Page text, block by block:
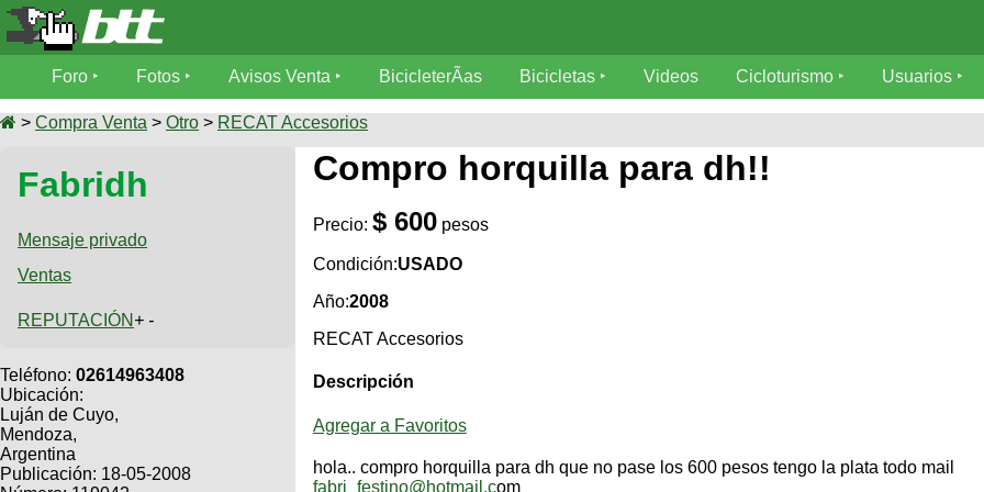
Foro
MecÃ¡nica
Fotos
SUBÃ
Galeria
XC
Viajes
Descenso
Dirt
Avisos
Ventas
SUBÃ
tu
aviso
Buscar
Ultimos
Fotos
BicicleterÃ­
as
Bicicletas
Bicicletas
Tandem
Videos
Cicloturismo
Foro Fotos Avisos Venta BicicleterÃ­as Bicicletas Videos Cicloturismo Usuarios
> Compra Venta > Otro > RECAT Accesorios
Fabridh
Mensaje privado
Ventas
REPUTACIÓN + -
Teléfono: 02614963408
Ubicación:
Luján de Cuyo,
Mendoza,
Argentina
Publicación: 18-05-2008
Compro horquilla para dh!!
Precio: $ 600pesos
Condición:USADO
Año:2008
RECAT Accesorios
Descripción
Agregar a Favoritos
hola.. compro horquilla para dh que no pase los 600 pesos tengo la plata todo mail
fabri_festino@hotmail.com